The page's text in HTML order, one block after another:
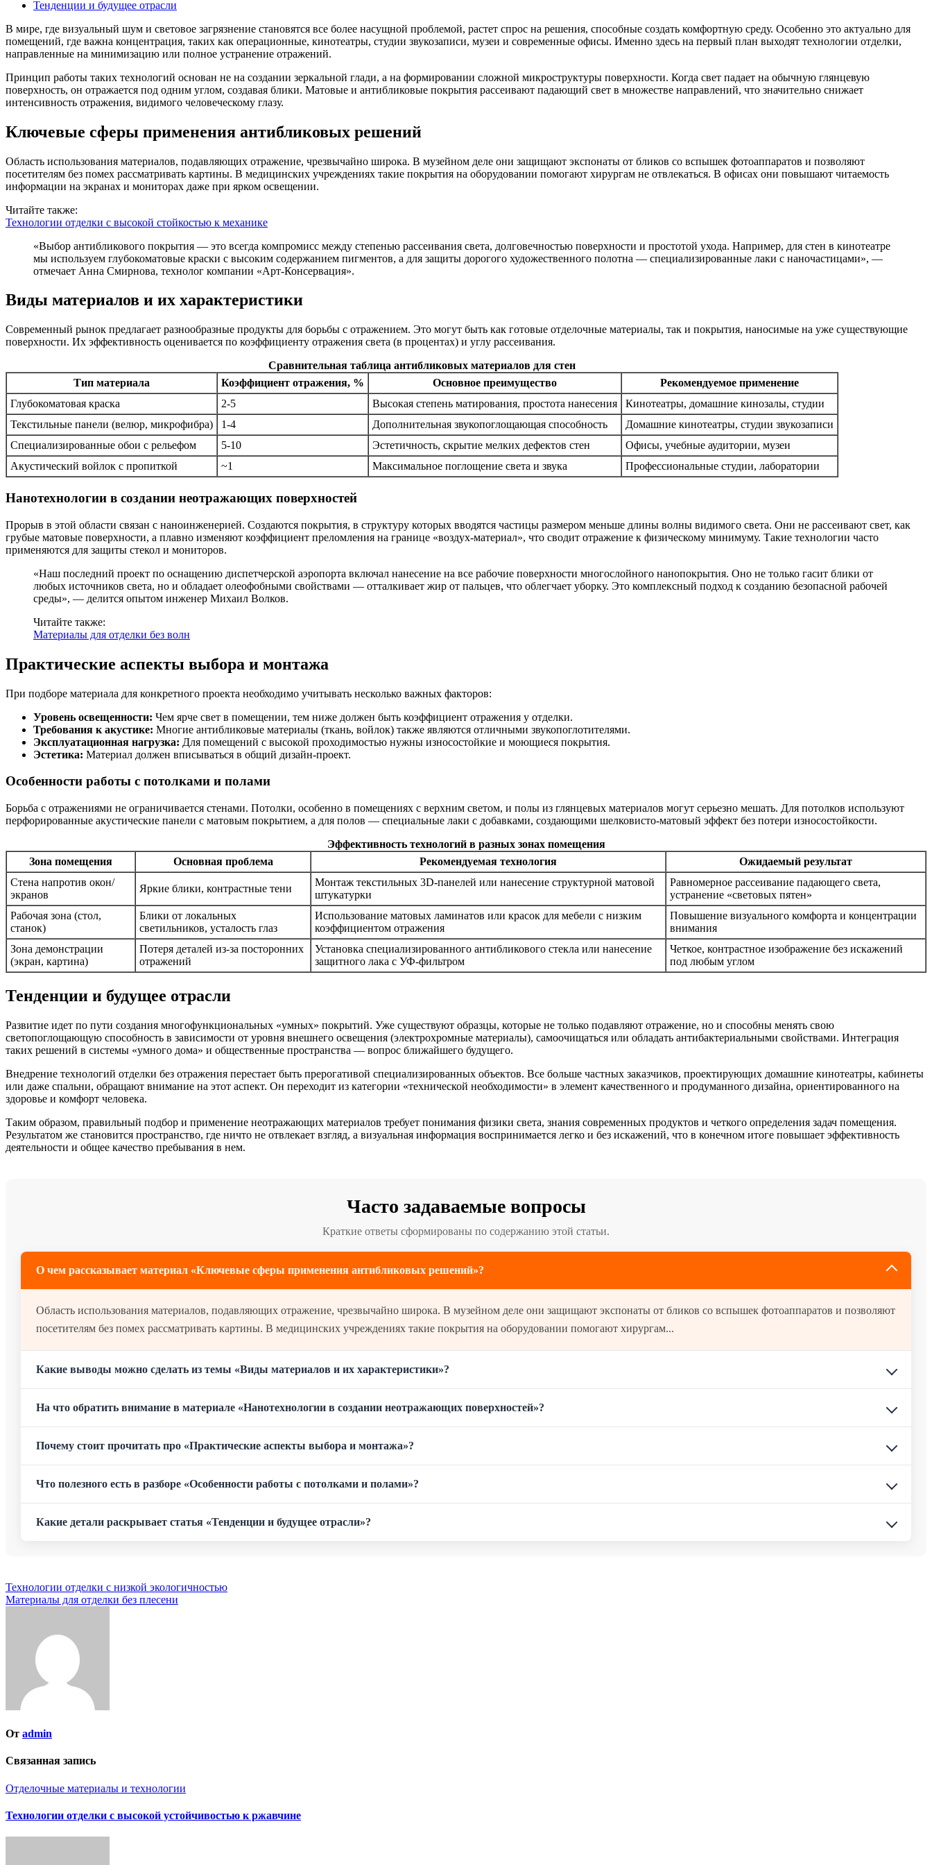
Тенденции и будущее отрасли
В мире, где визуальный шум и световое загрязнение становятся все более насущной проблемой, растет спрос на решения, способные создать комфортную среду. Особенно это актуально для
помещений, где важна концентрация, таких как операционные, кинотеатры, студии звукозаписи, музеи и современные офисы. Именно здесь на первый план выходят технологии отделки,
направленные на минимизацию или полное устранение отражений.
Принцип работы таких технологий основан не на создании зеркальной глади, а на формировании сложной микроструктуры поверхности. Когда свет падает на обычную глянцевую
поверхность, он отражается под одним углом, создавая блики. Матовые и антибликовые покрытия рассеивают падающий свет в множестве направлений, что значительно снижает
интенсивность отражения, видимого человеческому глазу.
Ключевые сферы применения антибликовых решений
Область использования материалов, подавляющих отражение, чрезвычайно широка. В музейном деле они защищают экспонаты от бликов со вспышек фотоаппаратов и позволяют
посетителям без помех рассматривать картины. В медицинских учреждениях такие покрытия на оборудовании помогают хирургам не отвлекаться. В офисах они повышают читаемость
информации на экранах и мониторах даже при ярком освещении.
Читайте также:
Технологии отделки с высокой стойкостью к механике
«Выбор антибликового покрытия — это всегда компромисс между степенью рассеивания света, долговечностью поверхности и простотой ухода. Например, для стен в кинотеатре
мы используем глубокоматовые краски с высоким содержанием пигментов, а для защиты дорогого художественного полотна — специализированные лаки с наночастицами», —
отмечает Анна Смирнова, технолог компании «Арт-Консервация».
Виды материалов и их характеристики
Современный рынок предлагает разнообразные продукты для борьбы с отражением. Это могут быть как готовые отделочные материалы, так и покрытия, наносимые на уже существующие
поверхности. Их эффективность оценивается по коэффициенту отражения света (в процентах) и углу рассеивания.
Сравнительная таблица антибликовых материалов для стен
Тип материала
Коэффициент отражения, % Основное преимущество
Рекомендуемое применение
Глубокоматовая краска
2-5 Высокая степень матирования, простота нанесения
Кинотеатры, домашние кинозалы, студии
Текстильные панели (велюр, микрофибра)
1-4 Дополнительная звукопоглощающая способность
Домашние кинотеатры, студии звукозаписи
Специализированные обои с рельефом
5-10 Эстетичность, скрытие мелких дефектов стен
Офисы, учебные аудитории, музеи
Акустический войлок с пропиткой
~1 Максимальное поглощение света и звука Профессиональные студии, лаборатории
Нанотехнологии в создании неотражающих поверхностей
Прорыв в этой области связан с наноинженерией. Создаются покрытия, в структуру которых вводятся частицы размером меньше длины волны видимого света. Они не рассеивают свет, как
грубые матовые поверхности, а плавно изменяют коэффициент преломления на границе «воздух-материал», что сводит отражение к физическому минимуму. Такие технологии часто
применяются для защиты стекол и мониторов.
«Наш последний проект по оснащению диспетчерской аэропорта включал нанесение на все рабочие поверхности многослойного нанопокрытия. Оно не только гасит блики от
любых источников света, но и обладает олеофобными свойствами — отталкивает жир от пальцев, что облегчает уборку. Это комплексный подход к созданию безопасной рабочей
среды», — делится опытом инженер Михаил Волков.
Читайте также:
Материалы для отделки без волн
Практические аспекты выбора и монтажа
При подборе материала для конкретного проекта необходимо учитывать несколько важных факторов:
Уровень освещенности: Чем ярче свет в помещении, тем ниже должен быть коэффициент отражения у отделки.
Требования к акустике: Многие антибликовые материалы (ткань, войлок) также являются отличными звукопоглотителями.
Эксплуатационная нагрузка: Для помещений с высокой проходимостью нужны износостойкие и моющиеся покрытия.
Эстетика: Материал должен вписываться в общий дизайн-проект.
Особенности работы с потолками и полами
Борьба с отражениями не ограничивается стенами. Потолки, особенно в помещениях с верхним светом, и полы из глянцевых материалов могут серьезно мешать. Для потолков используют
перфорированные акустические панели с матовым покрытием, а для полов — специальные лаки с добавками, создающими шелковисто-матовый эффект без потери износостойкости.
Эффективность технологий в разных зонах помещения
Зона помещения
Основная проблема Рекомендуемая технология
Ожидаемый результат
Стена напротив окон/
экранов
Яркие блики, контрастные тени
Монтаж текстильных 3D-панелей или нанесение структурной матовой
штукатурки
Равномерное рассеивание падающего света,
устранение «световых пятен»
Рабочая зона (стол,
станок)
Блики от локальных
светильников, усталость глаз
Использование матовых ламинатов или красок для мебели с низким
коэффициентом отражения
Повышение визуального комфорта и концентрации
внимания
Зона демонстрации
(экран, картина)
Потеря деталей из-за посторонних
отражений
Установка специализированного антибликового стекла или нанесение
защитного лака с УФ-фильтром
Четкое, контрастное изображение без искажений
под любым углом
Тенденции и будущее отрасли
Развитие идет по пути создания многофункциональных «умных» покрытий. Уже существуют образцы, которые не только подавляют отражение, но и способны менять свою
светопоглощающую способность в зависимости от уровня внешнего освещения (электрохромные материалы), самоочищаться или обладать антибактериальными свойствами. Интеграция
таких решений в системы «умного дома» и общественные пространства — вопрос ближайшего будущего.
Внедрение технологий отделки без отражения перестает быть прерогативой специализированных объектов. Все больше частных заказчиков, проектирующих домашние кинотеатры, кабинеты
или даже спальни, обращают внимание на этот аспект. Он переходит из категории «технической необходимости» в элемент качественного и продуманного дизайна, ориентированного на
здоровье и комфорт человека.
Таким образом, правильный подбор и применение неотражающих материалов требует понимания физики света, знания современных продуктов и четкого определения задач помещения.
Результатом же становится пространство, где ничто не отвлекает взгляд, а визуальная информация воспринимается легко и без искажений, что в конечном итоге повышает эффективность
деятельности и общее качество пребывания в нем.
Часто задаваемые вопросы
Краткие ответы сформированы по содержанию этой статьи.
О чем рассказывает материал «Ключевые сферы применения антибликовых решений»?
Область использования материалов, подавляющих отражение, чрезвычайно широка. В музейном деле они защищают экспонаты от бликов со вспышек фотоаппаратов и позволяют
посетителям без помех рассматривать картины. В медицинских учреждениях такие покрытия на оборудовании помогают хирургам...
Какие выводы можно сделать из темы «Виды материалов и их характеристики»?
На что обратить внимание в материале «Нанотехнологии в создании неотражающих поверхностей»?
Почему стоит прочитать про «Практические аспекты выбора и монтажа»?
Что полезного есть в разборе «Особенности работы с потолками и полами»?
Какие детали раскрывает статья «Тенденции и будущее отрасли»?
Навигация
по
Технологии отделки с низкой экологичностью
Материалы для отделки без плесени
От admin
Связанная запись
Отделочные материалы и технологии
Технологии отделки с высокой устойчивостью к ржавчине